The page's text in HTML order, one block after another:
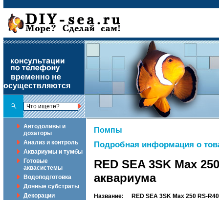
временно не
осуществляются
Автодоливы и
дозаторы
Анализ и контроль
Аквариумы и тумбы
Готовые
аквасистемы
Водоподготовка
Донные субстраты
Декорации
Помпы
Подробная информация о
RED SEA 3SK Max
аквариума
Название:
RED SEA 3SK Max 250 RS-